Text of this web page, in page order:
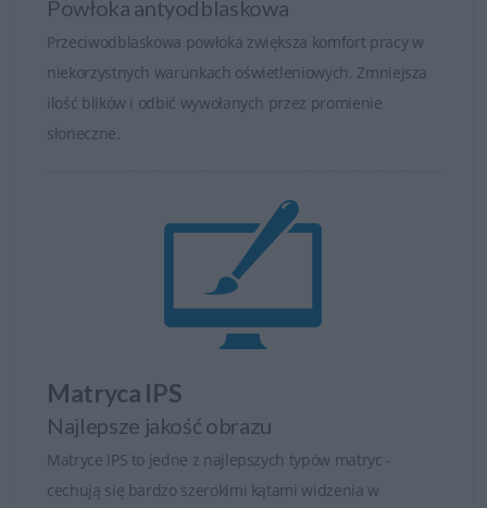
Monitory DELL serii S posiadają realistyczne
odwzorowanie kolorów. Jakość obrazu potęguje funkcja
korekcji obrazu oraz szerokie kąty widzenia i
panoramiczne proporcje ekranu.
Idealne do gier i domowej rozrywki
Matryce w monitorach DELL serii S umożliwiają pracę w
wysokiej rozdzielczości. Inteligentne funkcje i wyraźny,
czysty obraz, a także przemyślana konstrukcja czynią z
monitora DELL S dobrą i przyszłościową inwestycję.
Powłoka antyodblaskowa
Przeciwodblaskowa powłoka zwiększa komfort pracy w
niekorzystnych warunkach oświetleniowych. Zmniejsza
ilość blików i odbić wywołanych przez promienie
słoneczne.
Matryca IPS
Najlepsze jakość obrazu
Matryce IPS to jedne z najlepszych typów matryc -
cechują się bardzo szerokimi kątami widzenia w